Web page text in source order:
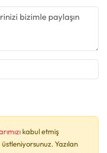
kabul etmiş
Yazılan